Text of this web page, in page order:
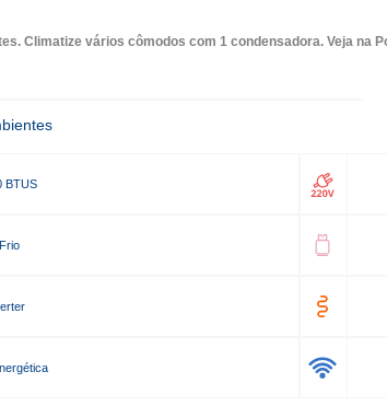
Climatize vários cômodos com 1 condensadora. Veja na
BTUS